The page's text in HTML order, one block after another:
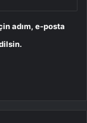
adım, e-posta